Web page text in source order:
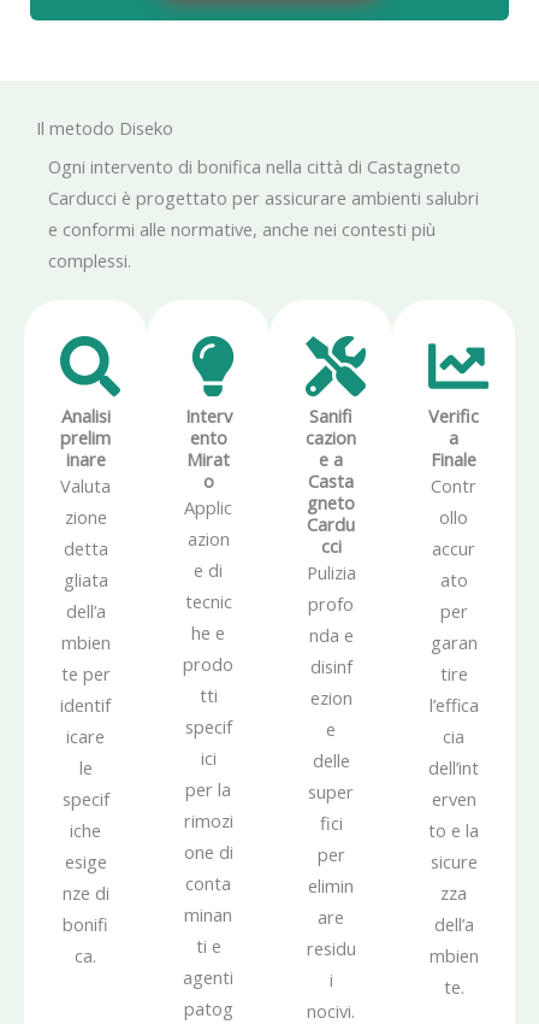
Il metodo Diseko
Ogni intervento di bonifica nella città di Castagneto
Carducci è progettato per assicurare ambienti salubri
e conformi alle normative, anche nei contesti più
complessi.
Analisi
prelim
inare
Valuta
zione
detta
gliata
dell’a
mbien
te per
identif
icare
le
specif
iche
esige
nze di
bonifi
ca.
Interv
ento
Mirat
o
Applic
azion
e di
tecnic
he e
prodo
tti
specif
ici
per la
rimozi
one di
conta
minan
ti e
agenti
patog
Sanifi
cazion
e a
Casta
gneto
Cardu
cci
Pulizia
profo
nda e
disinf
ezion
e
delle
super
fici
per
elimin
are
residu
i
nocivi.
Verific
a
Finale
Contr
ollo
accur
ato
per
garan
tire
l’effica
cia
dell’int
erven
to e la
sicure
zza
dell’a
mbien
te.